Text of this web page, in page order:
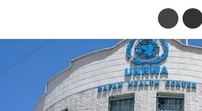
ماسنجر مشاركة عبر البريد